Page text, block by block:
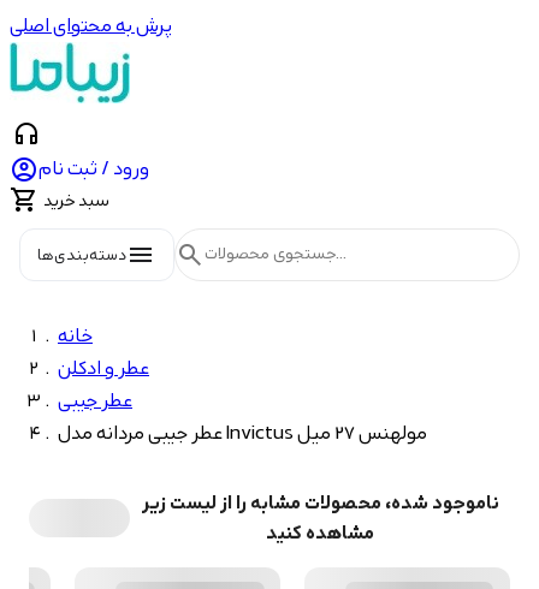
پرش به محتوای اصلی
headphones
ورود / ثبت نام
 سبد خرید
menuدسته‌بندی‌ها search
خانه
عطر و ادکلن
عطر جیبی
عطر جیبی مردانه مدل Invictus مولهنس 27 میل
ناموجود شده، محصولات مشابه را از لیست زیر
مشاهده کنید